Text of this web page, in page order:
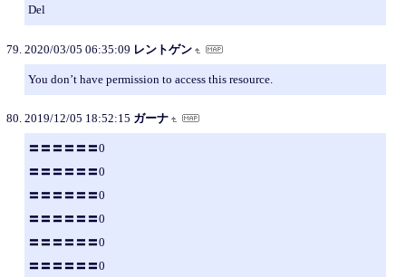
Del
2020/03/05 06:35:09 レントゲン
You don’t have permission to access this resource.
2019/12/05 18:52:15 ガーナ
〓〓〓〓〓〓0
〓〓〓〓〓〓0
〓〓〓〓〓〓0
〓〓〓〓〓〓0
〓〓〓〓〓〓0
〓〓〓〓〓〓0